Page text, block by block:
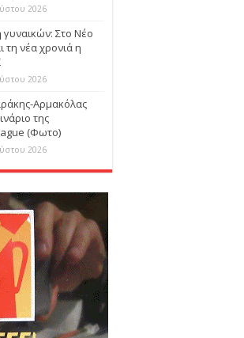
2026
γυναικών: Στο Νέο
τη νέα χρονιά η
2026
Αρμακόλας
της
(Φωτο)
2026